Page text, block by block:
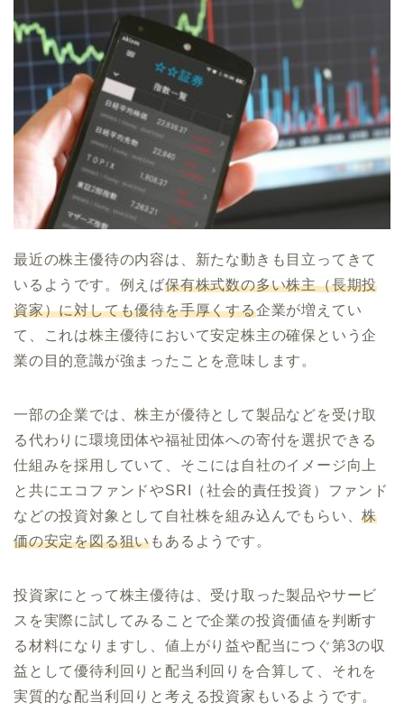
最近の株主優待の内容は、新たな動きも目立ってきて
いるようです。例えば保有株式数の多い株主（長期投
資家）に対しても優待を手厚くする企業が増えてい
て、これは株主優待において安定株主の確保という企
業の目的意識が強まったことを意味します。
一部の企業では、株主が優待として製品などを受け取
る代わりに環境団体や福祉団体への寄付を選択できる
仕組みを採用していて、そこには自社のイメージ向上
と共にエコファンドやSRI（社会的責任投資）ファンド
などの投資対象として自社株を組み込んでもらい、株
価の安定を図る狙いもあるようです。
投資家にとって株主優待は、受け取った製品やサービ
スを実際に試してみることで企業の投資価値を判断す
る材料になりますし、値上がり益や配当につぐ第3の収
益として優待利回りと配当利回りを合算して、それを
実質的な配当利回りと考える投資家もいるようです。